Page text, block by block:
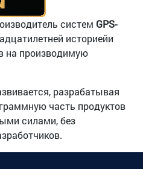
систем GPS-
историейи
на производимую
разрабатывая
часть продуктов
силами, без